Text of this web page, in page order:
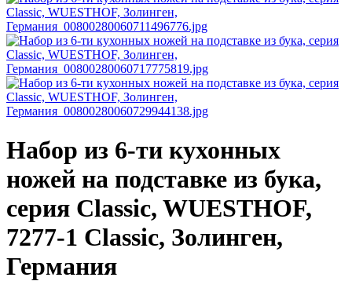
Набор из 6-ти кухонных
ножей на подставке из бука,
серия Classic, WUESTHOF,
7277-1 Classic, Золинген,
Германия